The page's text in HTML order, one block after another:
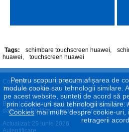
Tags: schimbare touchscreen huawei,
huawei, touchscreen huawei
Copyright © 2017 - 2026 eGSM
Blog Cum cumpăraţi | Cum plătiţi |
datelor
| Politica de retur | Contact
Actualizat: 29 iunie 2026
Pentru scopuri precum afișarea de
module cookie sau tehnologii similare.
pe acest website, sunteți de acord să
prin cookie-uri sau tehnologii
Cookiesmai multe despre cookie-uri,
retragerii